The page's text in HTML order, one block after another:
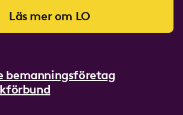
Läs mer om LO
bemanningsföretag